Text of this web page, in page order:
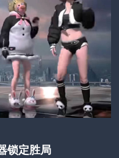
锁定胜局